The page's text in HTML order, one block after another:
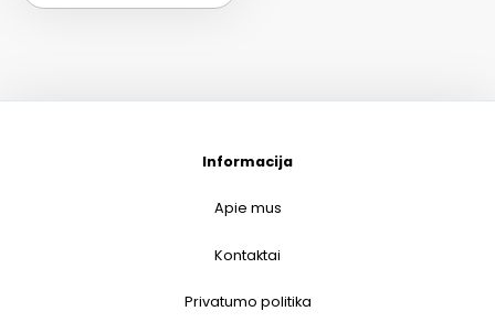
Informacija
Apie mus
Kontaktai
Privatumo politika